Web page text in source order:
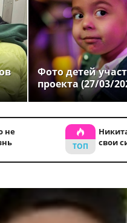
Фото детей
проекта (27/03/
не
свои